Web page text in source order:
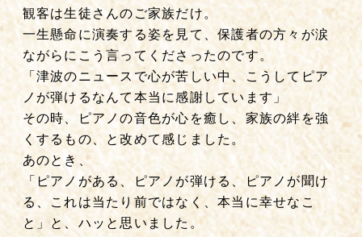
観客は生徒さんのご家族だけ。
一生懸命に演奏する姿を見て、保護者の方々が涙
ながらにこう言ってくださったのです。
「津波のニュースで心が苦しい中、こうしてピア
ノが弾けるなんて本当に感謝しています」
その時、ピアノの音色が心を癒し、家族の絆を強
くするもの、と改めて感じました。
あのとき、
「ピアノがある、ピアノが弾ける、ピアノが聞け
る、これは当たり前ではなく、本当に幸せなこ
と」と、ハッと思いました。